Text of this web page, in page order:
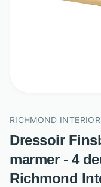
RICHMOND
Dressoir
marmer - 4
Richmond